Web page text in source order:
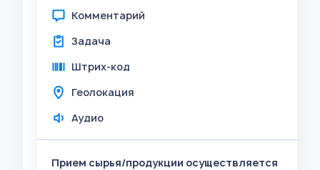
Комментарий
Задача
Штрих-код
Геолокация
Аудио
Прием сырья/продукции осуществляется